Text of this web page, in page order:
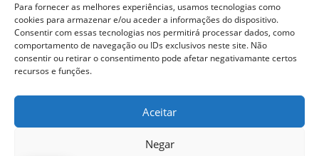
Para fornecer as melhores experiências, usamos tecnologias como
cookies para armazenar e/ou aceder a informações do dispositivo.
Consentir com essas tecnologias nos permitirá processar dados, como
comportamento de navegação ou IDs exclusivos neste site. Não
consentir ou retirar o consentimento pode afetar negativamante certos
recursos e funções.
Aceitar
Negar
Termos e Condições
Resolução de Litígios
5 Elements Tech